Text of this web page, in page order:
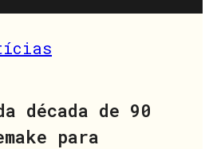
década de 90
para